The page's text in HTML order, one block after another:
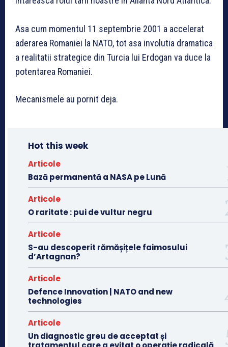
Asa cum momentul 11 septembrie 2001 a accelerat
aderarea Romaniei la NATO, tot asa involutia dramatica
a realitatii strategice din Turcia lui Erdogan va duce la
potentarea Romaniei.
Mecanismele au pornit deja.
Hot this week
Articole
Bază permanentă a NASA pe Lună
Articole
O raritate : pui de vultur negru
Articole
S-au descoperit rămășițele faimosului
d’Artagnan?
Articole
Defence Innovation | NATO and new
technologies
Articole
Un diagnostic greu de acceptat și